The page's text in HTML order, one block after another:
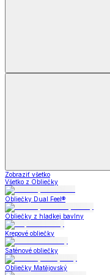
Zobraziť všetko
Všetko z Obliečky
Obliečky Dual Feel®
Obliečky z hladkej bavlny
Krepové obliečky
Saténové obliečky
Obliečky Matějovský